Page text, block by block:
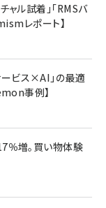
リコで学んだ失敗
」から「高め合う
見る
ャル試着」「RMSバ
レポート】
ビス×AI」の最適
事例】
％増。買い物体験